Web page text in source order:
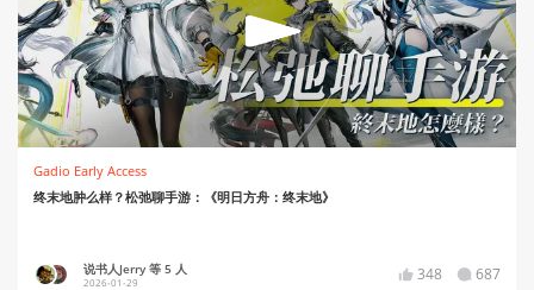
Gadio Early Access
终末地肿么样？松弛聊手游：《明日方舟：终末地》
说书人Jerry 等 5 人
2026-01-29 348 687